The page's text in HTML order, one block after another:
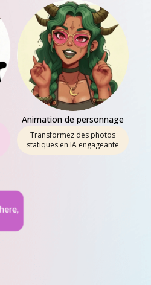
Animation de personnage
Transformez des photos
statiques en IA engageante